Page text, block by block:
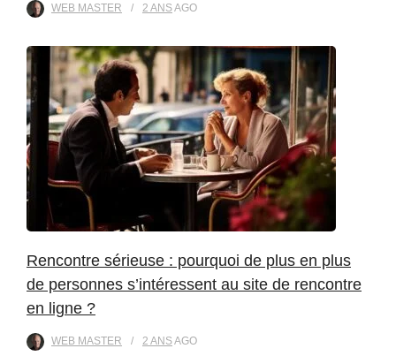
WEB MASTER 2 ANSAGO
Rencontre sérieuse : pourquoi de plus en plus
de personnes s’intéressent au site de rencontre
en ligne ?
WEB MASTER 2 ANSAGO